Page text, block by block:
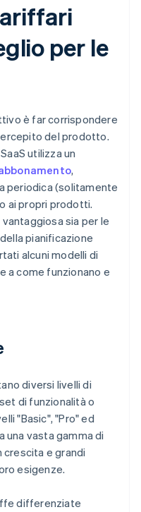
per le
è far corrispondere
del prodotto.
utilizza un
,
periodica (solitamente
ai propri prodotti.
sia per le
pianificazione
alcuni modelli di
a come funzionano e
diversi livelli di
di funzionalità o
"Basic", "Pro" ed
una vasta gamma di
e grandi
esigenze.
differenziate